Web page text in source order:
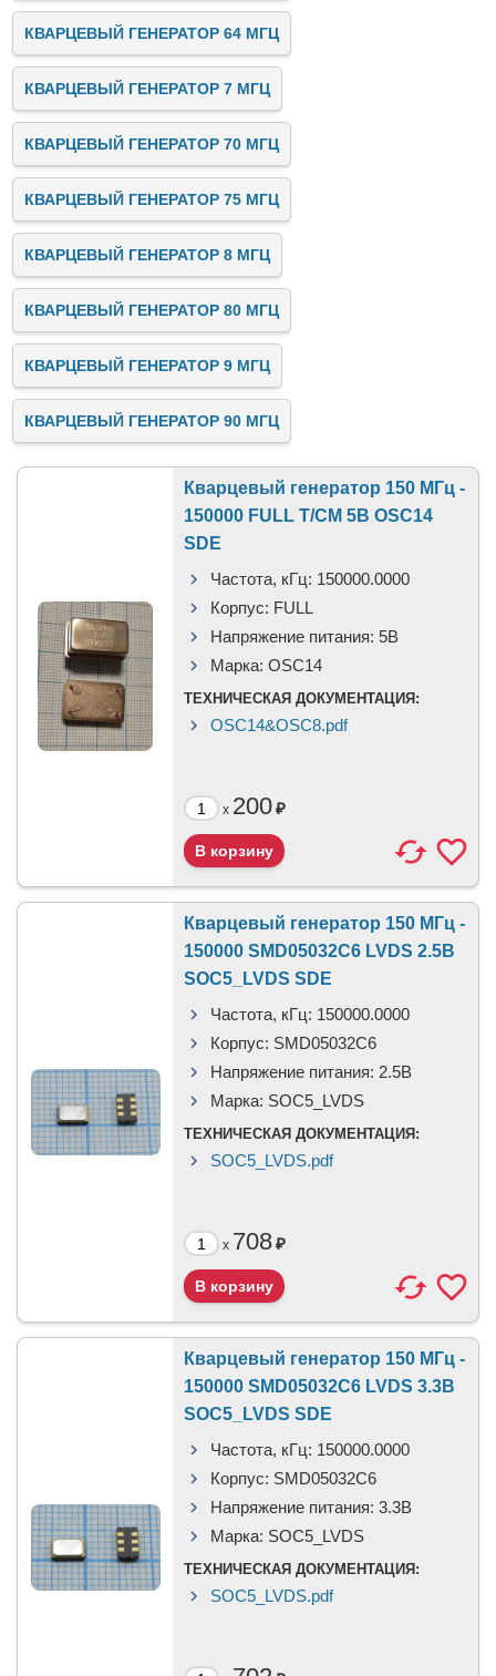
КВАРЦЕВЫЙ ГЕНЕРАТОР 64 МГЦ
КВАРЦЕВЫЙ ГЕНЕРАТОР 7 МГЦ
КВАРЦЕВЫЙ ГЕНЕРАТОР 70 МГЦ
КВАРЦЕВЫЙ ГЕНЕРАТОР 75 МГЦ
КВАРЦЕВЫЙ ГЕНЕРАТОР 8 МГЦ
КВАРЦЕВЫЙ ГЕНЕРАТОР 80 МГЦ
КВАРЦЕВЫЙ ГЕНЕРАТОР 9 МГЦ
КВАРЦЕВЫЙ ГЕНЕРАТОР 90 МГЦ
Кварцевый генератор 150 МГц -
150000 FULL T/CM 5В OSC14
SDE
Частота, кГц: 150000.0000
Корпус: FULL
Напряжение питания: 5В
Марка: OSC14
ТЕХНИЧЕСКАЯ ДОКУМЕНТАЦИЯ:
OSC14&OSC8.pdf
x 200₽
Кварцевый генератор 150 МГц -
150000 SMD05032C6 LVDS 2.5В
SOC5_LVDS SDE
Частота, кГц: 150000.0000
Корпус: SMD05032C6
Напряжение питания: 2.5В
Марка: SOC5_LVDS
ТЕХНИЧЕСКАЯ ДОКУМЕНТАЦИЯ:
SOC5_LVDS.pdf
x 708₽
Кварцевый генератор 150 МГц -
150000 SMD05032C6 LVDS 3.3В
SOC5_LVDS SDE
Частота, кГц: 150000.0000
Корпус: SMD05032C6
Напряжение питания: 3.3В
Марка: SOC5_LVDS
ТЕХНИЧЕСКАЯ ДОКУМЕНТАЦИЯ:
SOC5_LVDS.pdf